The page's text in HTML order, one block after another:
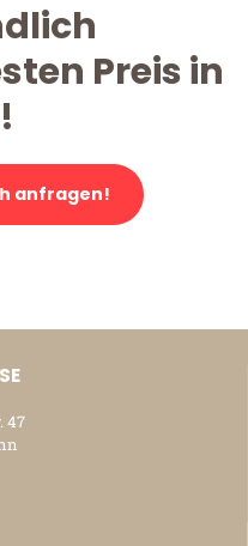
Preis in
anfragen!
47